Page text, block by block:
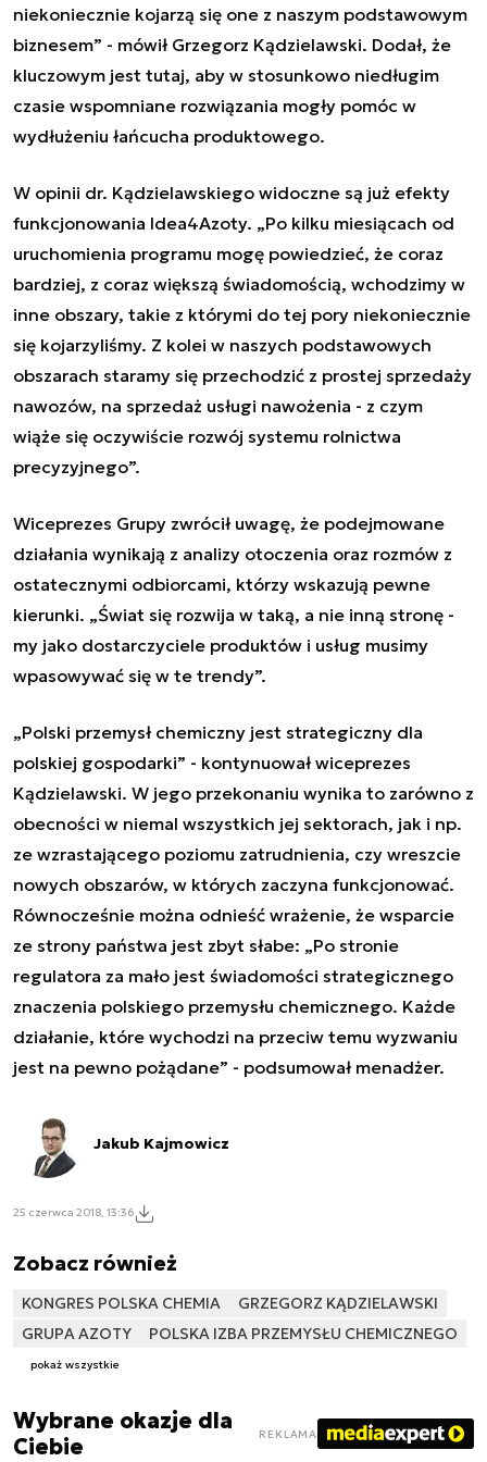
niekoniecznie kojarzą się one z naszym podstawowym
biznesem” - mówił Grzegorz Kądzielawski. Dodał, że
kluczowym jest tutaj, aby w stosunkowo niedługim
czasie wspomniane rozwiązania mogły pomóc w
wydłużeniu łańcucha produktowego.
W opinii dr. Kądzielawskiego widoczne są już efekty
funkcjonowania Idea4Azoty. „Po kilku miesiącach od
uruchomienia programu mogę powiedzieć, że coraz
bardziej, z coraz większą świadomością, wchodzimy w
inne obszary, takie z którymi do tej pory niekoniecznie
się kojarzyliśmy. Z kolei w naszych podstawowych
obszarach staramy się przechodzić z prostej sprzedaży
nawozów, na sprzedaż usługi nawożenia - z czym
wiąże się oczywiście rozwój systemu rolnictwa
precyzyjnego”.
Wiceprezes Grupy zwrócił uwagę, że podejmowane
działania wynikają z analizy otoczenia oraz rozmów z
ostatecznymi odbiorcami, którzy wskazują pewne
kierunki. „Świat się rozwija w taką, a nie inną stronę -
my jako dostarczyciele produktów i usług musimy
wpasowywać się w te trendy”.
„Polski przemysł chemiczny jest strategiczny dla
polskiej gospodarki” - kontynuował wiceprezes
Kądzielawski. W jego przekonaniu wynika to zarówno z
obecności w niemal wszystkich jej sektorach, jak i np.
ze wzrastającego poziomu zatrudnienia, czy wreszcie
nowych obszarów, w których zaczyna funkcjonować.
Równocześnie można odnieść wrażenie, że wsparcie
ze strony państwa jest zbyt słabe: „Po stronie
regulatora za mało jest świadomości strategicznego
znaczenia polskiego przemysłu chemicznego. Każde
działanie, które wychodzi na przeciw temu wyzwaniu
jest na pewno pożądane” - podsumował menadżer.
Jakub Kajmowicz
25 czerwca 2018, 13:36
Zobacz również
KONGRES POLSKA CHEMIA
GRZEGORZ KĄDZIELAWSKI
GRUPA AZOTY
POLSKA IZBA PRZEMYSŁU CHEMICZNEGO
pokaż wszystkie
Wybrane okazje dla
Ciebie
REKLAMA